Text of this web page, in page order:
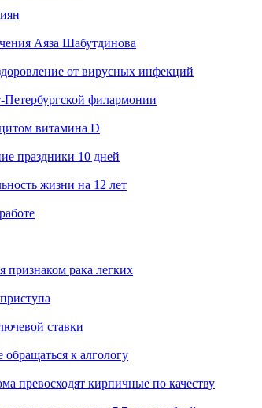
Аяза Шабутдинова
от вирусных инфекций
филармонии
витамина D
праздники 10 дней
жизни на 12 лет
признаком рака легких
ставки
к алгологу
превосходят кирпичные по качеству